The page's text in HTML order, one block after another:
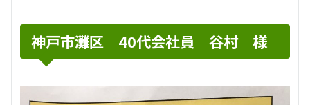
神戸市灘区 40代会社員 谷村 様